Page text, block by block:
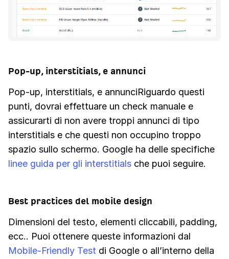
Pop-up, interstitials, e annunci
Pop-up, interstitials, e annunciRiguardo questi
punti, dovrai effettuare un check manuale e
assicurarti di non avere troppi annunci di tipo
interstitials e che questi non occupino troppo
spazio sullo schermo. Google ha delle specifiche
linee guida per gli interstitials che puoi seguire.
Best practices del mobile design
Dimensioni del testo, elementi cliccabili, padding,
ecc.. Puoi ottenere queste informazioni dal
Mobile-Friendly Test di Google o all’interno della